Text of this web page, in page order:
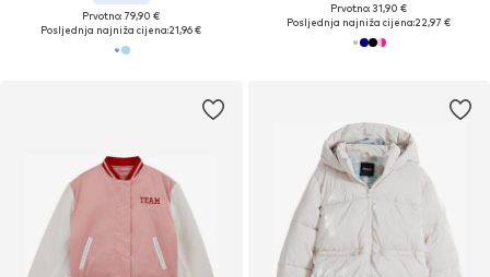
Prvotno: 79,90 €
Posljednja najniža cijena:21,96 €
Prvotno: 31,90 €
Posljednja najniža cijena:22,97 €